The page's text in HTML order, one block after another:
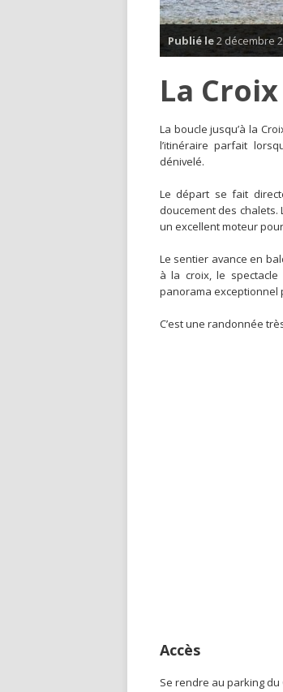
Publié le2 décembre
La
La boucle jusqu’à la
l’itinéraire parfait
dénivelé.
Le départ se fait
doucement des chalets.
un excellent moteur
Le sentier avance en
à la croix, le
panorama exceptionnel
C’est une randonnée
Accès
Se rendre au parking du